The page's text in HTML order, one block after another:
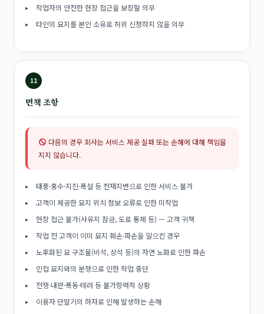
작업자의 안전한 현장 접근을 보장할 의무
타인의 묘지를 본인 소유로 허위 신청하지 않을 의무
12
면책 조항
다음의 경우 회사는 서비스 제공 실패 또는 손해에 대해 책임을
지지 않습니다.
태풍·홍수·지진·폭설 등 천재지변으로 인한 서비스 불가
고객이 제공한 묘지 위치 정보 오류로 인한 미작업
현장 접근 불가(사유지 잠금, 도로 통제 등) — 고객 귀책
작업 전 고객이 이미 묘지 훼손·파손을 일으킨 경우
노후화된 묘 구조물(비석, 상석 등)의 자연 노화로 인한 파손
인접 묘지와의 분쟁으로 인한 작업 중단
전쟁·내란·폭동·테러 등 불가항력적 상황
이용자 단말기의 하자로 인해 발생하는 손해